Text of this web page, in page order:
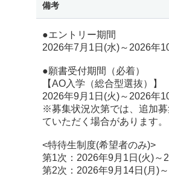
備考
●エントリー期間
2026年7月1日(水)～2026年
●願書受付期間（必着）
【AO入学（総合型選抜）】
2026年9月1日(火)～2026年
※募集状況次第では、追加
ていただく場合があります。
<特待生制度(希望者のみ)>
第1次：2026年9月1日(火)～
第2次：2026年9月14日(月)